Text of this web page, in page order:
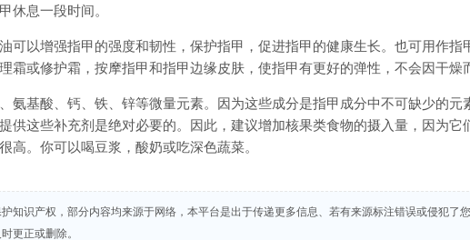
休息一段时间。
以增强指甲的强度和韧性，保护指甲，促进指甲的健康生长。也可用作指
霜或修护霜，按摩指甲和指甲边缘皮肤，使指甲有更好的弹性，不会因干燥
基酸、钙、铁、锌等微量元素。因为这些成分是指甲成分中不可缺少的元
供这些补充剂是绝对必要的。因此，建议增加核果类食物的摄入量，因为它
高。你可以喝豆浆，酸奶或吃深色蔬菜。
知识产权，部分内容均来源于网络，本平台是出于传递更多信息、若有来源标注错误或侵犯了
更正或删除。